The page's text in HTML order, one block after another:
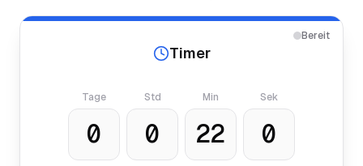
Bereit
Timer
Tage Std Min Sek